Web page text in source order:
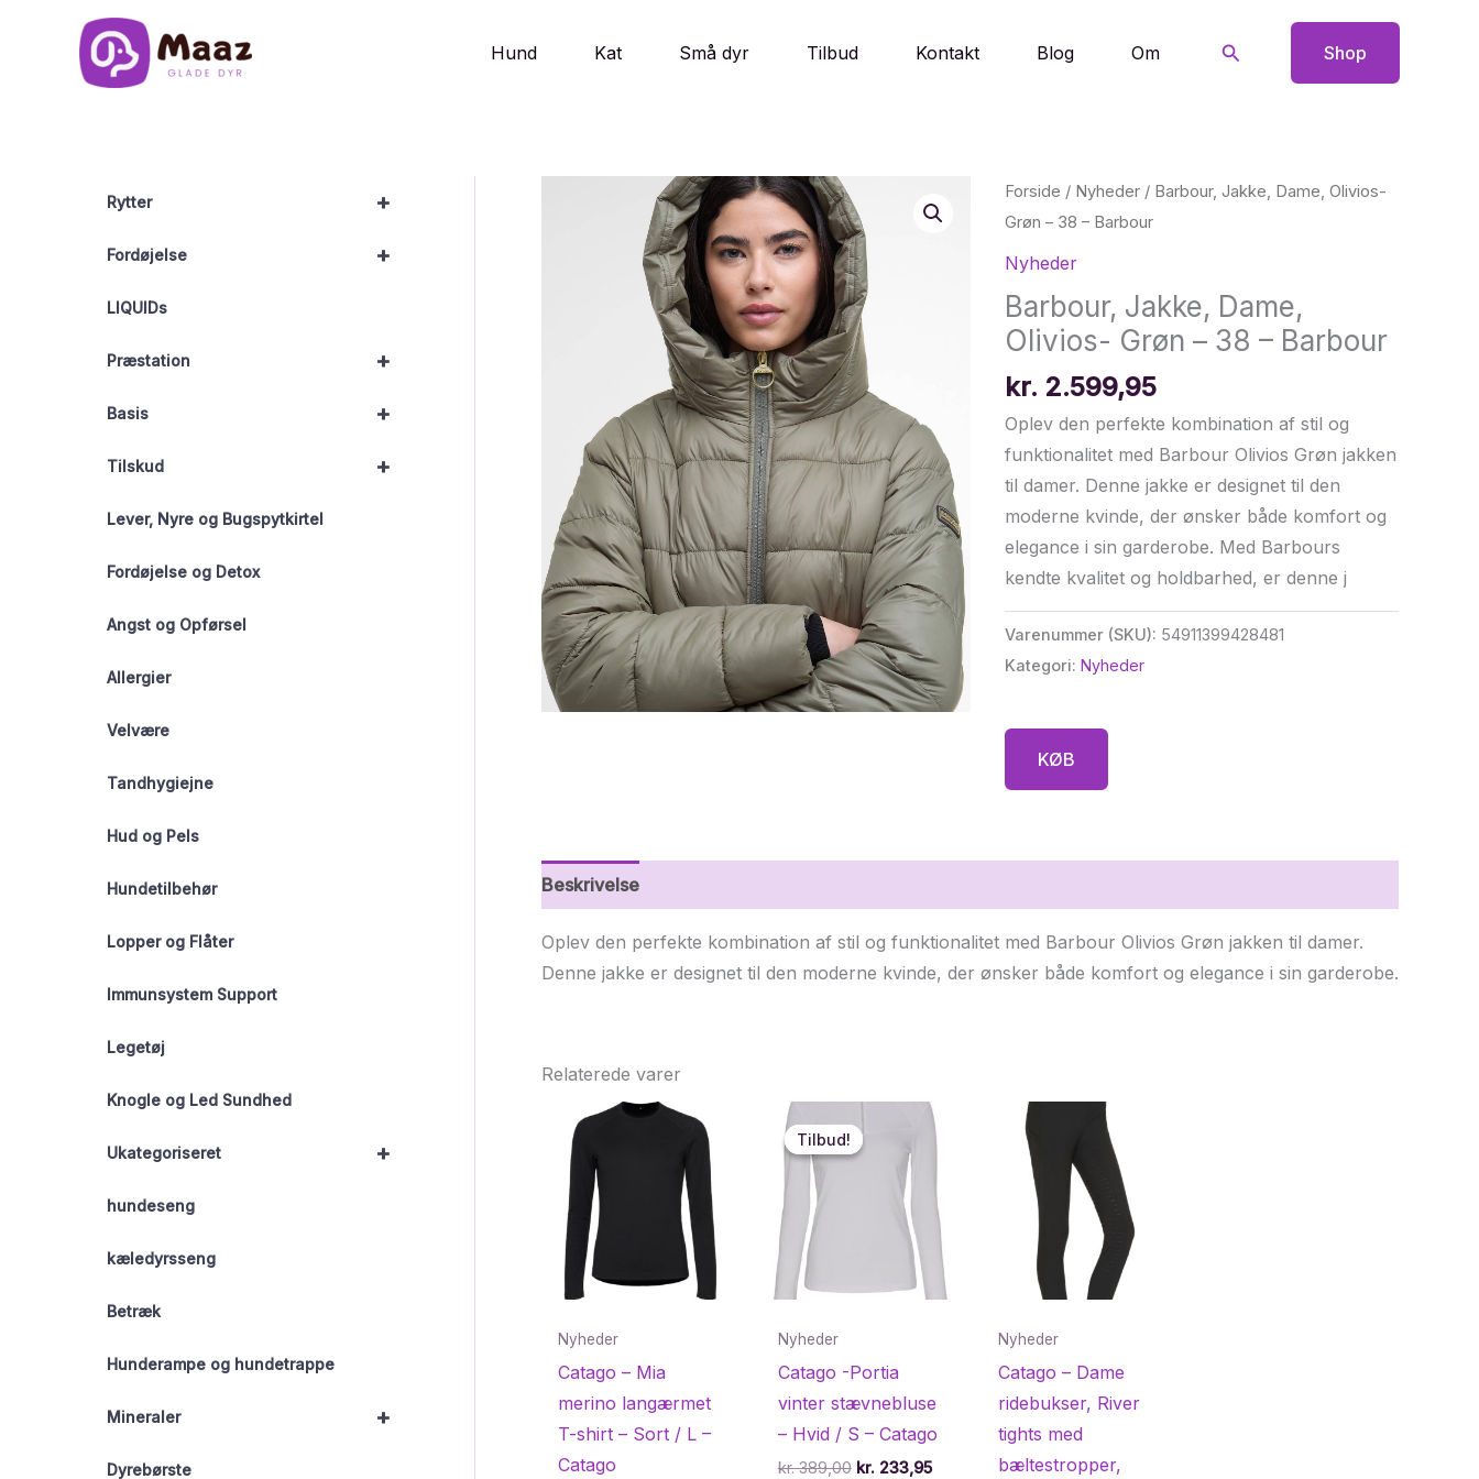
Hund Kat Små dyr Tilbud Kontakt Blog Om Søg Shop
+
Rytter
+
Fordøjelse
LIQUIDs
+
Præstation
+
Basis
+
Tilskud
Lever, Nyre og Bugspytkirtel
Fordøjelse og Detox
Angst og Opførsel
Allergier
Velvære
Tandhygiejne
Hud og Pels
Hundetilbehør
Lopper og Flåter
Immunsystem Support
Legetøj
Knogle og Led Sundhed
+
Ukategoriseret
hundeseng
kæledyrsseng
Betræk
Hunderampe og hundetrappe
+
Mineraler
Dyrebørste
Forside / Nyheder/ Barbour, Jakke, Dame, Olivios-
Grøn – 38 – Barbour
Nyheder
Barbour, Jakke, Dame,
Olivios- Grøn – 38 – Barbour
kr. 2.599,95
Oplev den perfekte kombination af stil og
funktionalitet med Barbour Olivios Grøn jakken
til damer. Denne jakke er designet til den
moderne kvinde, der ønsker både komfort og
elegance i sin garderobe. Med Barbours
kendte kvalitet og holdbarhed, er denne j
Varenummer (SKU): 54911399428481
Kategori: Nyheder
KØB
Beskrivelse
Oplev den perfekte kombination af stil og funktionalitet med Barbour Olivios Grøn jakken til damer.
Denne jakke er designet til den moderne kvinde, der ønsker både komfort og elegance i sin garderobe.
Relaterede varer
Nyheder
Catago – Mia
merino langærmet
T-shirt – Sort / L –
Catago
Tilbud!
Tilbud!
Nyheder
Catago -Portia
vinter stævnebluse
– Hvid / S – Catago
kr.389,00 Den
kr.233,95Den
Nyheder
Catago – Dame
ridebukser, River
tights med
bæltestropper,